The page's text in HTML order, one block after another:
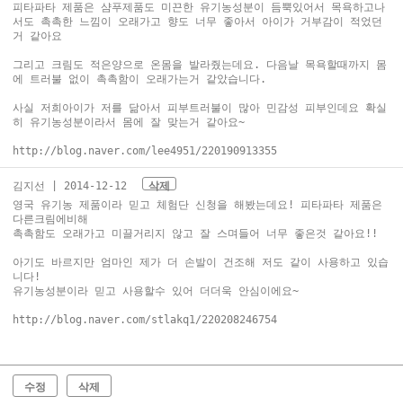
피타파타 제품은 샴푸제품도 미끈한 유기농성분이 듬뿍있어서 목욕하고나
서도 촉촉한 느낌이 오래가고 향도 너무 좋아서 아이가 거부감이 적었던
거 같아요
그리고 크림도 적은양으로 온몸을 발라줬는데요. 다음날 목욕할때까지 몸
에 트러불 없이 촉촉함이 오래가는거 같았습니다.
사실 저희아이가 저를 닮아서 피부트러불이 많아 민감성 피부인데요 확실
히 유기농성분이라서 몸에 잘 맞는거 같아요~
http://blog.naver.com/lee4951/220190913355
김지선 | 2014-12-12
삭제
영국 유기농 제품이라 믿고 체험단 신청을 해봤는데요! 피타파타 제품은
다른크림에비해
촉촉함도 오래가고 미끌거리지 않고 잘 스며들어 너무 좋은것 같아요!!
아기도 바르지만 엄마인 제가 더 손발이 건조해 저도 같이 사용하고 있습
니다!
유기농성분이라 믿고 사용할수 있어 더더욱 안심이에요~
http://blog.naver.com/stlakq1/220208246754
수정 삭제